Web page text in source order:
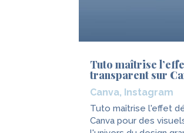
Tuto maîtrise
transparent sur
Canva, Instagram
Tuto maîtrise l'effet
Canva pour des